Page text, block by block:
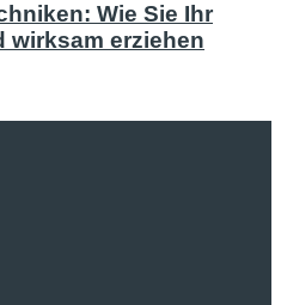
Wie Sie Ihr
wirksam erziehen